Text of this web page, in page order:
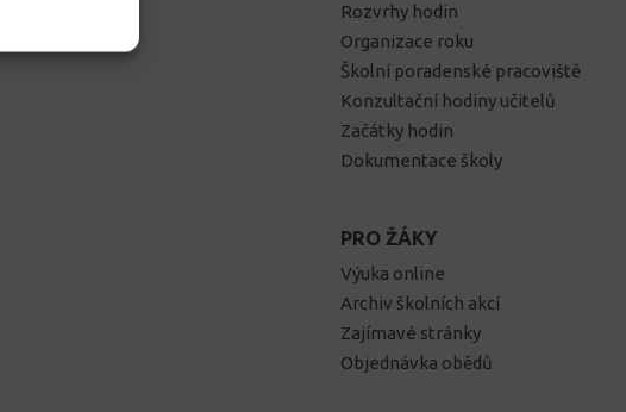
Rozvrhy hodin
Organizace roku
Školní poradenské pracoviště
Konzultační hodiny učitelů
Začátky hodin
Dokumentace školy
PRO ŽÁKY
Výuka online
Archiv školních akcí
Zajímavé stránky
Objednávka obědů